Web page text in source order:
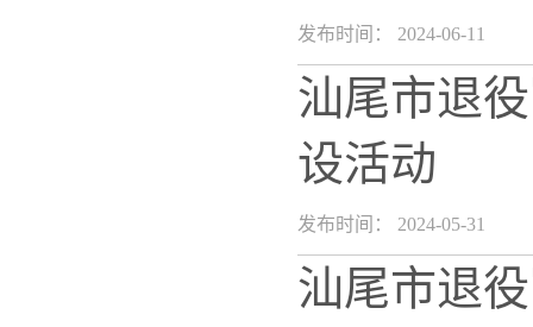
发布时间： 2024-06-11
汕尾市退
设活动
发布时间： 2024-05-31
汕尾市退